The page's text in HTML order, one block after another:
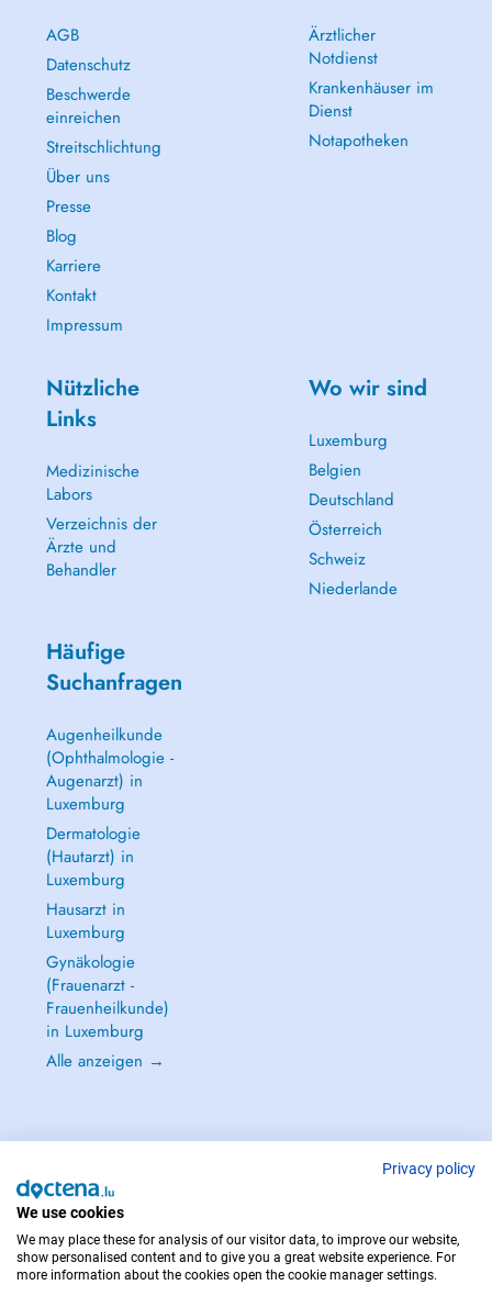
AGB
Datenschutz
Beschwerde
einreichen
Streitschlichtung
Über uns
Presse
Blog
Karriere
Kontakt
Impressum
Ärztlicher
Notdienst
Krankenhäuser im
Dienst
Notapotheken
Nützliche
Links
Medizinische
Labors
Verzeichnis der
Ärzte und
Behandler
Wo wir sind
Luxemburg
Belgien
Deutschland
Österreich
Schweiz
Niederlande
Häufige
Suchanfragen
Augenheilkunde
(Ophthalmologie -
Augenarzt) in
Luxemburg
Dermatologie
(Hautarzt) in
Luxemburg
Hausarzt in
Luxemburg
Gynäkologie
(Frauenarzt -
Frauenheilkunde)
in Luxemburg
Alle anzeigen →
Copyright © 2026 - DOCTENA S.A. 42, Rue de la Vallée, L-2661 Luxembourg
Privacy policy
We use cookies
We may place these for analysis of our visitor data, to improve our website,
show personalised content and to give you a great website experience. For
more information about the cookies open the cookie manager settings.